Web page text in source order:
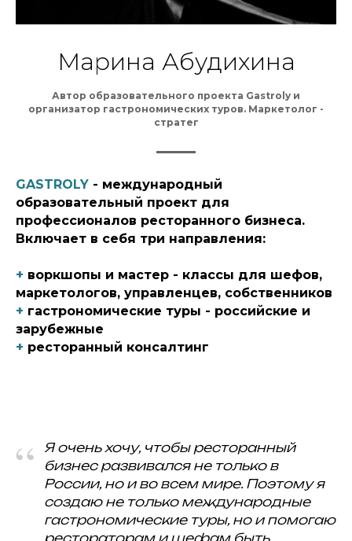
Марина Абудихина
Автор образовательного проекта Gastroly и
организатор гастрономических туров. Маркетолог -
стратег
GASTROLY - международный
образовательный проект для
профессионалов ресторанного бизнеса.
Включает в себя три направления:
+ воркшопы и мастер - классы для шефов,
маркетологов, управленцев, собственников
+ гастрономические туры - российские и
зарубежные
+ ресторанный консалтинг
“
Я очень хочу, чтобы ресторанный
бизнес развивался не только в
России, но и во всем мире. Поэтому я
создаю не только международные
гастрономические туры, но и помогаю